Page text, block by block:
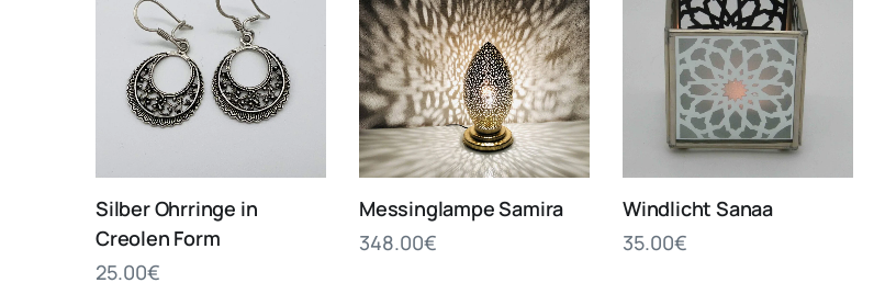
Silber Ohrringe in
Creolen Form
25.00€
Messinglampe Samira
348.00€
Windlicht Sanaa
35.00€